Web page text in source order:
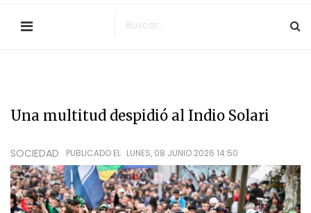
Una multitud despidió al Indio Solari
SOCIEDAD PUBLICADO EL LUNES, 08 JUNIO 2026 14:50